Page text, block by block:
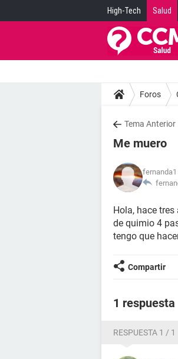
High-Tech Salud
Foros
Tema Anterior
Me muero
fernanda1
Hola, hace
de quimio 4
tengo que
Compartir
1 respuesta
RESPUESTA 1 / 1